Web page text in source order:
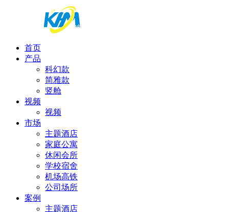
首页
产品
科幻款
简雅款
竖舱
视频
视频
市场
主题酒店
家庭公寓
休闲会所
学校宿舍
机场高铁
公司场所
案例
主题酒店